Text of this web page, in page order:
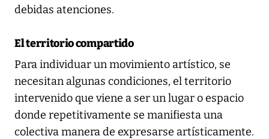
debidas atenciones.
El territorio compartido
Para individuar un movimiento artístico, se
necesitan algunas condiciones, el territorio
intervenido que viene a ser un lugar o espacio
donde repetitivamente se manifiesta una
colectiva manera de expresarse artísticamente.